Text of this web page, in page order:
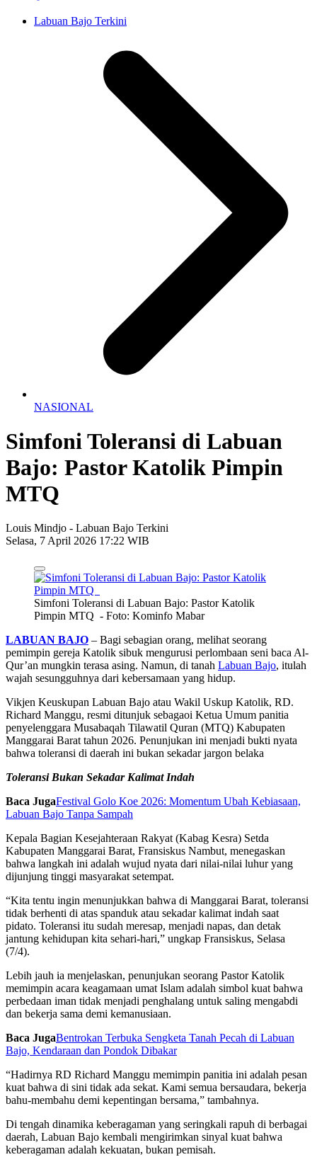
Labuan Bajo Terkini
NASIONAL
Simfoni Toleransi di Labuan
Bajo: Pastor Katolik Pimpin
MTQ
Louis Mindjo - Labuan Bajo Terkini
Selasa, 7 April 2026 17:22 WIB
Simfoni Toleransi di Labuan Bajo: Pastor Katolik
Pimpin MTQ - Foto: Kominfo Mabar
LABUAN BAJO – Bagi sebagian orang, melihat seorang
pemimpin gereja Katolik sibuk mengurusi perlombaan seni baca Al-
Qur’an mungkin terasa asing. Namun, di tanah Labuan Bajo, itulah
wajah sesungguhnya dari kebersamaan yang hidup.
Vikjen Keuskupan Labuan Bajo atau Wakil Uskup Katolik, RD.
Richard Manggu, resmi ditunjuk sebagaoi Ketua Umum panitia
penyelenggara Musabaqah Tilawatil Quran (MTQ) Kabupaten
Manggarai Barat tahun 2026. Penunjukan ini menjadi bukti nyata
bahwa toleransi di daerah ini bukan sekadar jargon belaka
Toleransi Bukan Sekadar Kalimat Indah
Baca JugaFestival Golo Koe 2026: Momentum Ubah Kebiasaan,
Labuan Bajo Tanpa Sampah
Kepala Bagian Kesejahteraan Rakyat (Kabag Kesra) Setda
Kabupaten Manggarai Barat, Fransiskus Nambut, menegaskan
bahwa langkah ini adalah wujud nyata dari nilai-nilai luhur yang
dijunjung tinggi masyarakat setempat.
“Kita tentu ingin menunjukkan bahwa di Manggarai Barat, toleransi
tidak berhenti di atas spanduk atau sekadar kalimat indah saat
pidato. Toleransi itu sudah meresap, menjadi napas, dan detak
jantung kehidupan kita sehari-hari,” ungkap Fransiskus, Selasa
(7/4).
Lebih jauh ia menjelaskan, penunjukan seorang Pastor Katolik
memimpin acara keagamaan umat Islam adalah simbol kuat bahwa
perbedaan iman tidak menjadi penghalang untuk saling mengabdi
dan bekerja sama demi kemanusiaan.
Baca JugaBentrokan Terbuka Sengketa Tanah Pecah di Labuan
Bajo, Kendaraan dan Pondok Dibakar
“Hadirnya RD Richard Manggu memimpin panitia ini adalah pesan
kuat bahwa di sini tidak ada sekat. Kami semua bersaudara, bekerja
bahu-membahu demi kepentingan bersama,” tambahnya.
Di tengah dinamika keberagaman yang seringkali rapuh di berbagai
daerah, Labuan Bajo kembali mengirimkan sinyal kuat bahwa
keberagaman adalah kekuatan, bukan pemisah.